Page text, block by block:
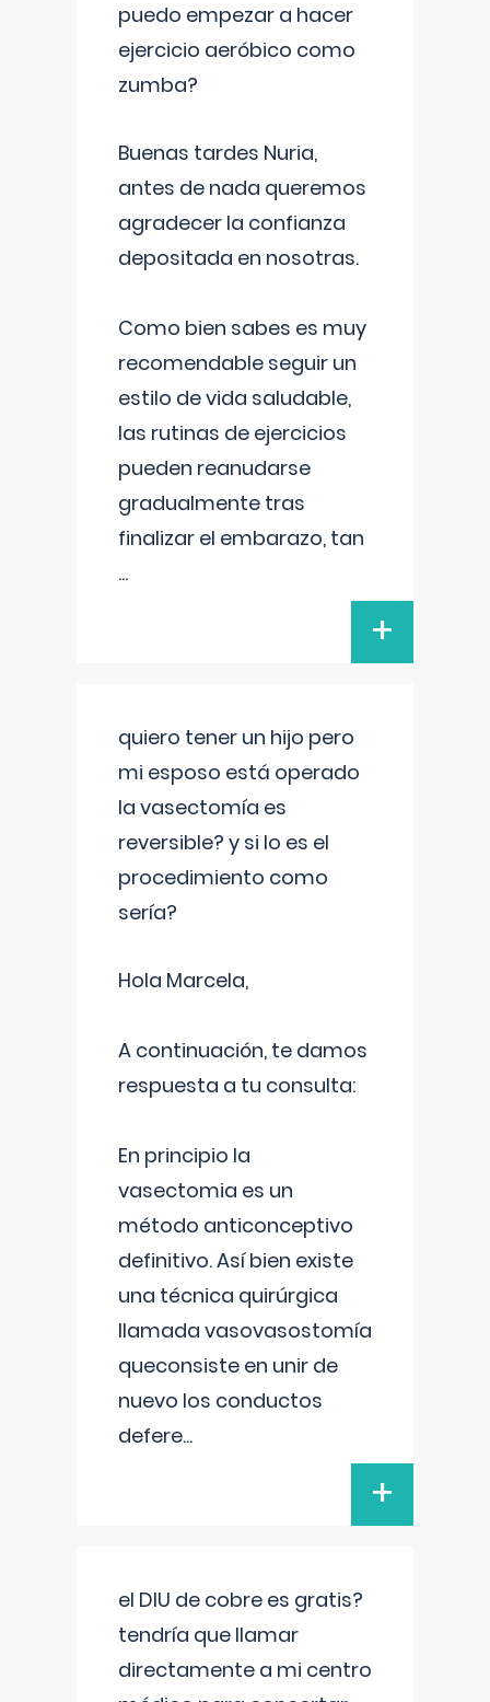
puedo empezar a hacer
ejercicio aeróbico como
zumba?
Buenas tardes Nuria,
antes de nada queremos
agradecer la confianza
depositada en nosotras.
Como bien sabes es muy
recomendable seguir un
estilo de vida saludable,
las rutinas de ejercicios
pueden reanudarse
gradualmente tras
finalizar el embarazo, tan
...
+
quiero tener un hijo pero
mi esposo está operado
la vasectomía es
reversible? y si lo es el
procedimiento como
sería?
Hola Marcela,
A continuación, te damos
respuesta a tu consulta:
En principio la
vasectomia es un
método anticonceptivo
definitivo. Así bien existe
una técnica quirúrgica
llamada vasovasostomía
queconsiste en unir de
nuevo los conductos
defere...
+
el DIU de cobre es gratis?
tendría que llamar
directamente a mi centro